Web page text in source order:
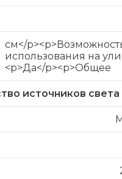
см</
использования на
<p>Да</p><p>Общее
источников света